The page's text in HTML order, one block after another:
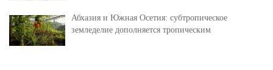
Абхазия и Южная Осетия: субтропическое
земледелие дополняется тропическим